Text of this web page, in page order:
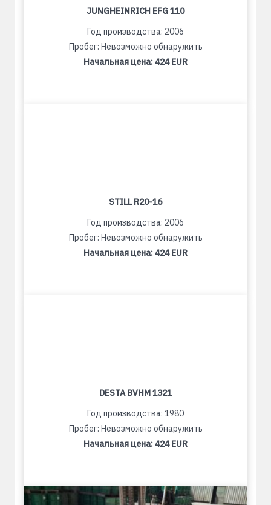
JUNGHEINRICH EFG 110
Год производства: 2006
Пробег: Невозможно обнаружить
Начальная цена:424 EUR
STILL R20-16
Год производства: 2006
Пробег: Невозможно обнаружить
Начальная цена:424 EUR
DESTA BVHM 1321
Год производства: 1980
Пробег: Невозможно обнаружить
Начальная цена:424 EUR